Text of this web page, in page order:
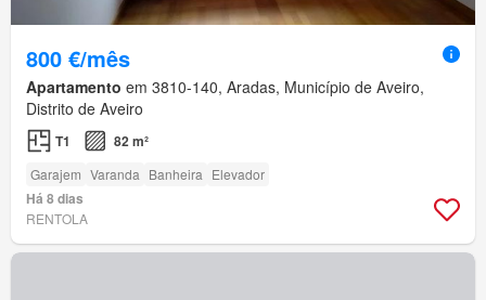
800 €/mês
Apartamento em 3810-140, Aradas, Município de Aveiro,
Distrito de Aveiro
T1 82 m²
Garajem Varanda Banheira Elevador
Há 8 dias
RENTOLA